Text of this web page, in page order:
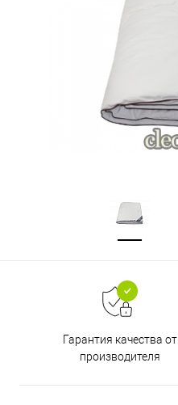
Гарантия качества от
производителя